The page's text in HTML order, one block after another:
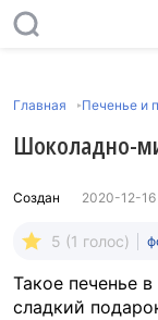
Главная Печенье и
Шоколадно-
Создан 2020-12-16
5 (1 голос)
Такое печенье
сладкий